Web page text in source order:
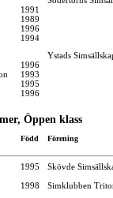
1991
1989
1996
1994
Ystads
1996
1993
1995
1996
Öppen klass
Född Förening
1995
Skövde
1998
Simklubben